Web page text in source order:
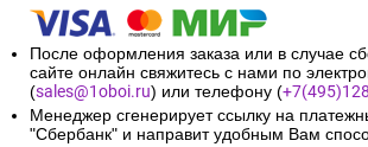
После оформления заказа или в случае
сайте онлайн свяжитесь с нами по
(sales@1oboi.ru) или телефону (
Менеджер сгенерирует ссылку на
"Сбербанк" и направит удобным Вам